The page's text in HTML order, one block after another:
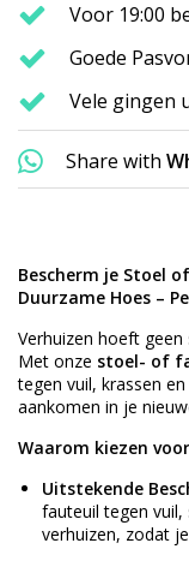
Voor 19:00
Goede
Vele gingen
Share with
Bescherm je Stoel
Duurzame Hoes –
Verhuizen hoeft
Met onze stoel- of
tegen vuil, krassen
aankomen in je
Waarom kiezen
Uitstekende
fauteuil tegen
verhuizen, zodat